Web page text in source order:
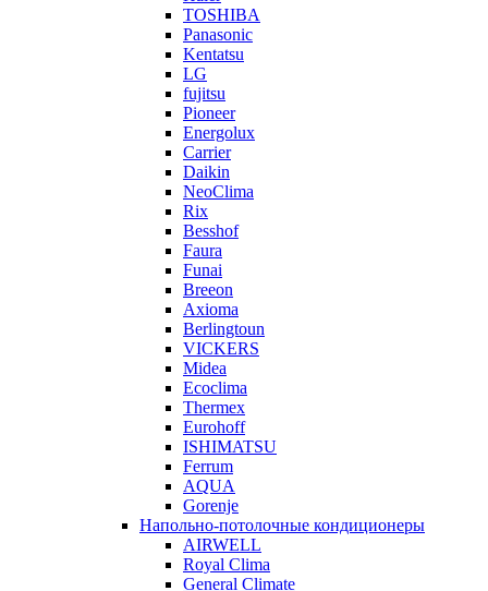
TOSHIBA
Panasonic
Kentatsu
LG
fujitsu
Pioneer
Energolux
Carrier
Daikin
NeoClima
Rix
Besshof
Faura
Funai
Breeon
Axioma
Berlingtoun
VICKERS
Midea
Ecoclima
Thermex
Eurohoff
ISHIMATSU
Ferrum
AQUA
Gorenje
Напольно-потолочные кондиционеры
AIRWELL
Royal Clima
General Climate